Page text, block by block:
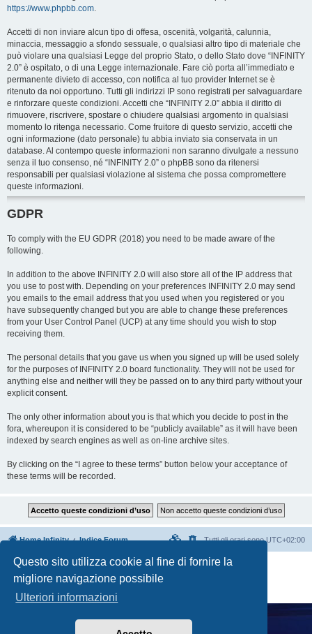
Questo sito utilizza cookie al fine di fornire la
migliore navigazione possibile
Ulteriori informazioni
https://www.phpbb.com.
Accetti di non inviare alcun tipo di offesa, oscenità, volgarità, calunnia,
minaccia, messaggio a sfondo sessuale, o qualsiasi altro tipo di materiale che
può violare una qualsiasi Legge del proprio Stato, o dello Stato dove “INFINITY
2.0” è ospitato, o di una Legge internazionale. Fare ciò porta all’immediato e
permanente divieto di accesso, con notifica al tuo provider Internet se è
ritenuto da noi opportuno. Tutti gli indirizzi IP sono registrati per salvaguardare
e rinforzare queste condizioni. Accetti che “INFINITY 2.0” abbia il diritto di
rimuovere, riscrivere, spostare o chiudere qualsiasi argomento in qualsiasi
momento lo ritenga necessario. Come fruitore di questo servizio, accetti che
ogni informazione (dato personale) tu abbia inviato sia conservata in un
database. Al contempo queste informazioni non saranno divulgate a nessuno
senza il tuo consenso, né “INFINITY 2.0” o phpBB sono da ritenersi
responsabili per qualsiasi violazione al sistema che possa compromettere
queste informazioni.
GDPR
To comply with the EU GDPR (2018) you need to be made aware of the
following.
In addition to the above INFINITY 2.0 will also store all of the IP address that
you use to post with. Depending on your preferences INFINITY 2.0 may send
you emails to the email address that you used when you registered or you
have subsequently changed but you are able to change these preferences
from your User Control Panel (UCP) at any time should you wish to stop
receiving them.
The personal details that you gave us when you signed up will be used solely
for the purposes of INFINITY 2.0 board functionality. They will not be used for
anything else and neither will they be passed on to any third party without your
explicit consent.
The only other information about you is that which you decide to post in the
fora, whereupon it is considered to be “publicly available” as it will have been
indexed by search engines as well as on-line archive sites.
By clicking on the “I agree to these terms” button below your acceptance of
these terms will be recorded.
Home Infinity Indice Forum Tutti gli orari sonoUTC+02:00
Creato daphpBB® Forum Software © phpBB Limited
Traduzione Italiana